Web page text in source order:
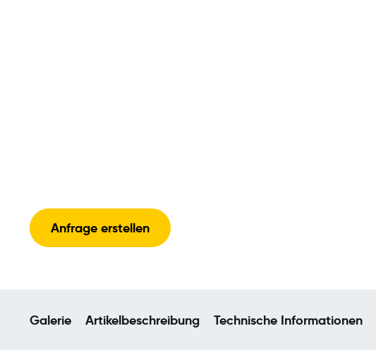
Anfrage erstellen
Galerie Artikelbeschreibung Technische Informationen